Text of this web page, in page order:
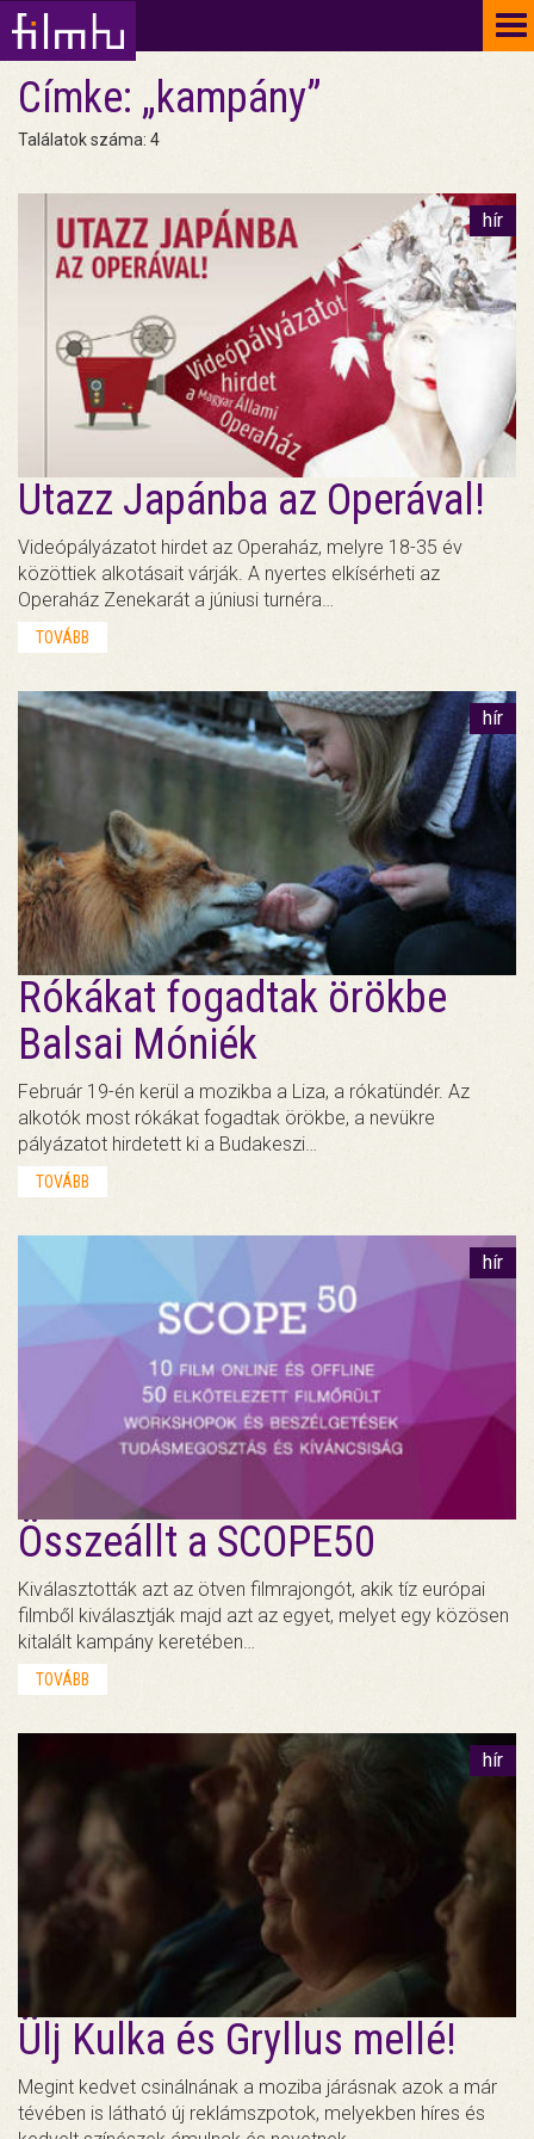
Címke: „kampány”
Találatok száma: 4
hír
Utazz Japánba az Operával!
Videópályázatot hirdet az Operaház, melyre 18-35 év
közöttiek alkotásait várják. A nyertes elkísérheti az
Operaház Zenekarát a júniusi turnéra…
TOVÁBB
hír
Rókákat fogadtak örökbe
Balsai Móniék
Február 19-én kerül a mozikba a Liza, a rókatündér. Az
alkotók most rókákat fogadtak örökbe, a nevükre
pályázatot hirdetett ki a Budakeszi…
TOVÁBB
hír
Összeállt a SCOPE50
Kiválasztották azt az ötven filmrajongót, akik tíz európai
filmből kiválasztják majd azt az egyet, melyet egy közösen
kitalált kampány keretében…
TOVÁBB
hír
Ülj Kulka és Gryllus mellé!
Megint kedvet csinálnának a moziba járásnak azok a már
tévében is látható új reklámszpotok, melyekben híres és